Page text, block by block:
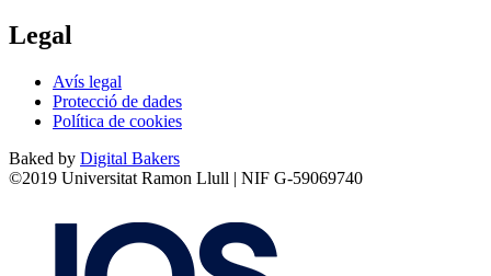
Legal
Avís legal
Protecció de dades
Política de cookies
Baked by Digital Bakers
©2019 Universitat Ramon Llull | NIF G-59069740